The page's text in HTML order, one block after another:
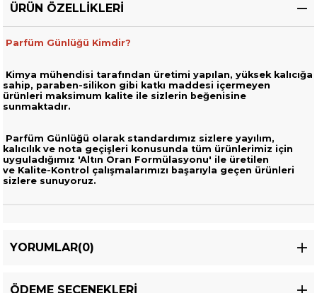
ÜRÜN ÖZELLIKLERI
Parfüm Günlüğü Kimdir?
Kimya mühendisi tarafından üretimi yapılan, yüksek kalıcığa
sahip, paraben-silikon gibi katkı maddesi içermeyen
ürünleri maksimum kalite ile sizlerin beğenisine
sunmaktadır.
Parfüm Günlüğü olarak standardımız sizlere yayılım,
kalıcılık ve nota geçişleri konusunda tüm ürünlerimiz için
uyguladığımız 'Altın Oran Formülasyonu' ile üretilen
ve Kalite-Kontrol çalışmalarımızı başarıyla geçen ürünleri
sizlere sunuyoruz.
YORUMLAR(0)
ÖDEME SEÇENEKLERI